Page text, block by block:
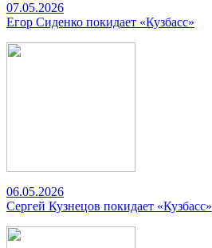
07.05.2026
Егор Сиденко покидает «Кузбасс»
06.05.2026
Сергей Кузнецов покидает «Кузбасс»